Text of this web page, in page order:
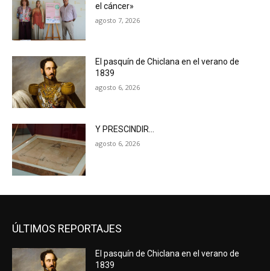
el cáncer»
agosto 7, 2026
El pasquín de Chiclana en el verano de
1839
agosto 6, 2026
Y PRESCINDIR…
agosto 6, 2026
ÚLTIMOS REPORTAJES
El pasquín de Chiclana en el verano de
1839